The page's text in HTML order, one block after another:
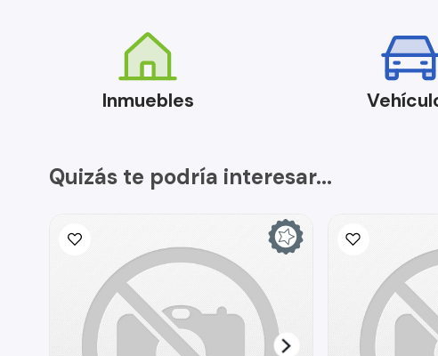
Inmuebles
Quizás te podría interesar...